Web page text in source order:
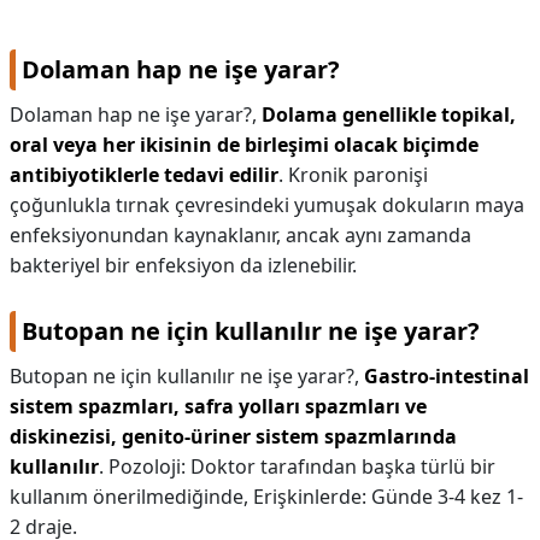
Dolaman hap ne işe yarar?
Dolaman hap ne işe yarar?, Dolama genellikle topikal,
oral veya her ikisinin de birleşimi olacak biçimde
antibiyotiklerle tedavi edilir. Kronik paronişi
çoğunlukla tırnak çevresindeki yumuşak dokuların maya
enfeksiyonundan kaynaklanır, ancak aynı zamanda
bakteriyel bir enfeksiyon da izlenebilir.
Butopan ne için kullanılır ne işe yarar?
Butopan ne için kullanılır ne işe yarar?, Gastro-intestinal
sistem spazmları, safra yolları spazmları ve
diskinezisi, genito-üriner sistem spazmlarında
kullanılır. Pozoloji: Doktor tarafından başka türlü bir
kullanım önerilmediğinde, Erişkinlerde: Günde 3-4 kez 1-
2 draje.